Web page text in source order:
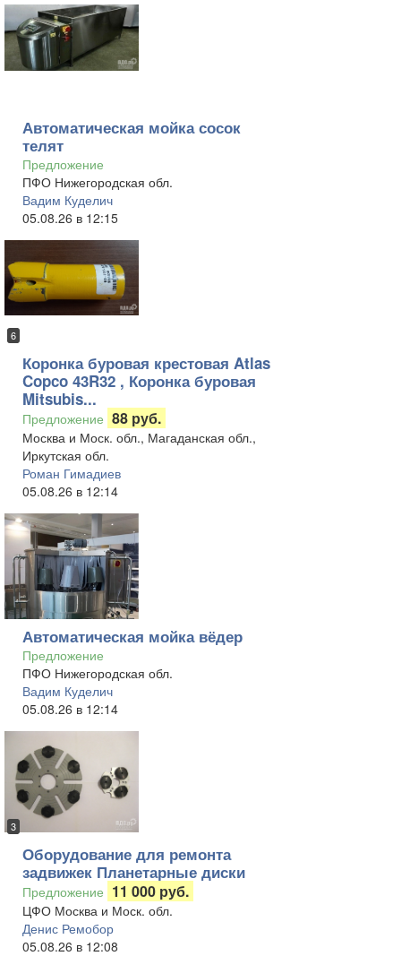
Автоматическая мойка сосок
телят
Предложение
ПФО Нижегородская обл.
Вадим Куделич
05.08.26 в 12:15
6
Коронка буровая крестовая Atlas
Copco 43R32 , Коронка буровая
Mitsubis...
Предложение 88 руб.
Москва и Моск. обл., Магаданская обл.,
Иркутская обл.
Роман Гимадиев
05.08.26 в 12:14
Автоматическая мойка вёдер
Предложение
ПФО Нижегородская обл.
Вадим Куделич
05.08.26 в 12:14
3
Оборудование для ремонта
задвижек Планетарные диски
Предложение 11 000 руб.
ЦФО Москва и Моск. обл.
Денис Ремобор
05.08.26 в 12:08